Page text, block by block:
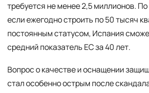
требуется не менее 2,5 миллионов.
если ежегодно строить по 50 тысяч
постоянным статусом, Испания
средний показатель ЕС за 40 лет.
Вопрос о качестве и оснащении
стал особенно острым после